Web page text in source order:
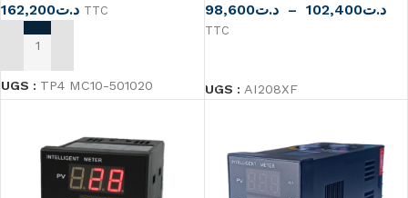
د.ت162,200 TTC
AJOUTER AU PANIER
UGS : TP4 MC10-501020
د.ت98,600 – د.ت102,400
TTC
UGS : AI208XF